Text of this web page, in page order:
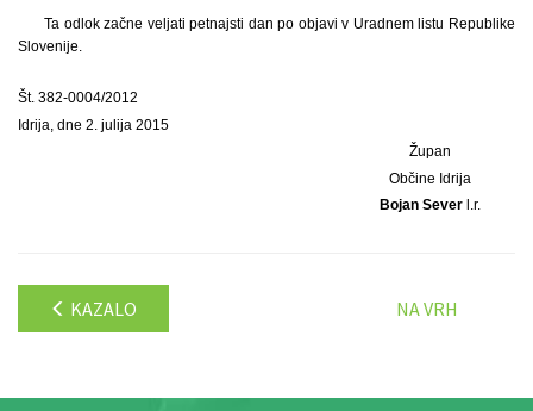
Ta odlok začne veljati petnajsti dan po objavi v Uradnem listu Republike
Slovenije.
Št. 382-0004/2012
Idrija, dne 2. julija 2015
Župan
Občine Idrija
Bojan Sever l.r.
KAZALO NA VRH